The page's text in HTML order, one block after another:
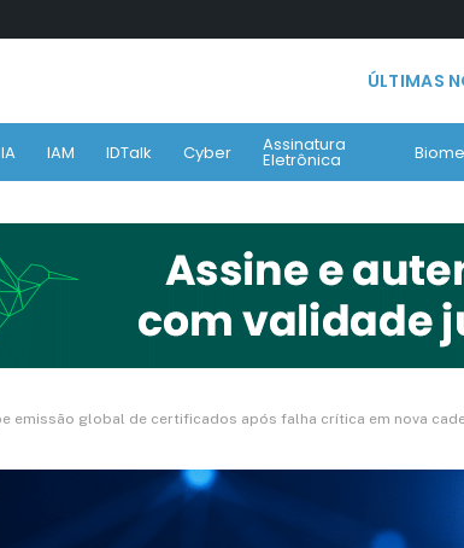
ÚLTIMAS
IA IAM IDTalk Cyber Assinatura
Eletrônica
emissão global de certificados após falha crítica em nova